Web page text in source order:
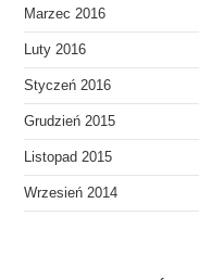
Marzec 2016
Luty 2016
Styczeń 2016
Grudzień 2015
Listopad 2015
Wrzesień 2014